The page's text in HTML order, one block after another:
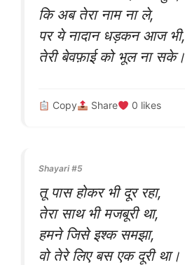
कि अब तेरा नाम ना ले,
पर ये नादान धड़कन आज भी,
तेरी बेवफ़ाई को भूल ना सके।
Copy Share 0 likes
Shayari #5
तू पास होकर भी दूर रहा,
तेरा साथ भी मजबूरी था,
हमने जिसे इश्क समझा,
वो तेरे लिए बस एक दूरी था।